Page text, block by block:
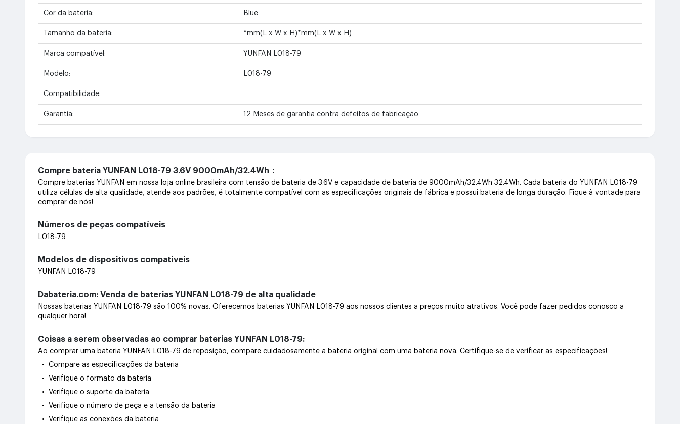
Cor da bateria: Blue
Tamanho da bateria: *mm(L x W x H)*mm(L x W x H)
Marca compatível: YUNFAN L018-79
Modelo: L018-79
Compatibilidade:
Garantia: 12 Meses de garantia contra defeitos de fabricação
Compre bateria YUNFAN L018-79 3.6V 9000mAh/32.4Wh：
Compre baterias YUNFAN em nossa loja online brasileira com tensão de bateria de 3.6V e capacidade de bateria de 9000mAh/32.4Wh 32.4Wh. Cada bateria do YUNFAN L018-79
utiliza células de alta qualidade, atende aos padrões, é totalmente compatível com as especificações originais de fábrica e possui bateria de longa duração. Fique à vontade para
comprar de nós!
Números de peças compatíveis
L018-79
Modelos de dispositivos compatíveis
YUNFAN L018-79
Dabateria.com: Venda de baterias YUNFAN L018-79 de alta qualidade
Nossas baterias YUNFAN L018-79 são 100% novas. Oferecemos baterias YUNFAN L018-79 aos nossos clientes a preços muito atrativos. Você pode fazer pedidos conosco a
qualquer hora!
Coisas a serem observadas ao comprar baterias YUNFAN L018-79:
Ao comprar uma bateria YUNFAN L018-79 de reposição, compare cuidadosamente a bateria original com uma bateria nova. Certifique-se de verificar as especificações!
• Compare as especificações da bateria
• Verifique o formato da bateria
• Verifique o suporte da bateria
• Verifique o número de peça e a tensão da bateria
• Verifique as conexões da bateria